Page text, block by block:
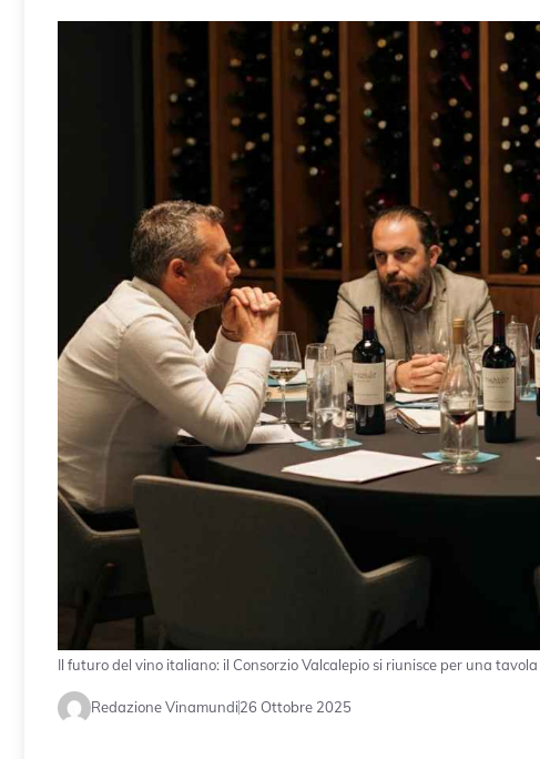
Il futuro del vino italiano: il Consorzio Valcalepio si riunisce per una
Redazione Vinamundi26 Ottobre 2025